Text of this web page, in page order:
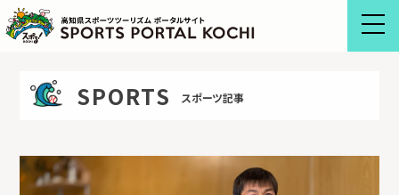
Skip
to
SPORTS スポーツ記事